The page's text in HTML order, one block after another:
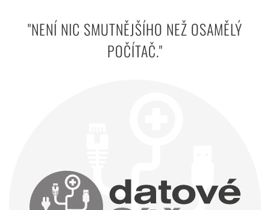
"NENÍ NIC SMUTNĚJŠÍHO NEŽ OSAMĚLÝ
POČÍTAČ."